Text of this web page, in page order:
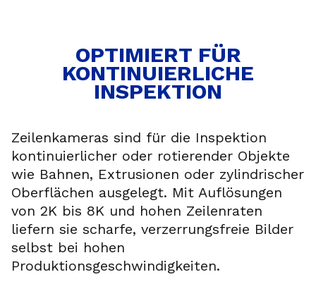
OPTIMIERT FÜR
KONTINUIERLICHE
INSPEKTION
Zeilenkameras sind für die Inspektion
kontinuierlicher oder rotierender Objekte
wie Bahnen, Extrusionen oder zylindrischer
Oberflächen ausgelegt. Mit Auflösungen
von 2K bis 8K und hohen Zeilenraten
liefern sie scharfe, verzerrungsfreie Bilder
selbst bei hohen
Produktionsgeschwindigkeiten.